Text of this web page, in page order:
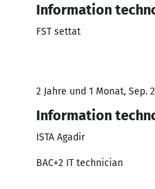
Information
FST settat
2 Jahre und 1 Monat, Sep.
Information
ISTA Agadir
BAC+2 IT technician